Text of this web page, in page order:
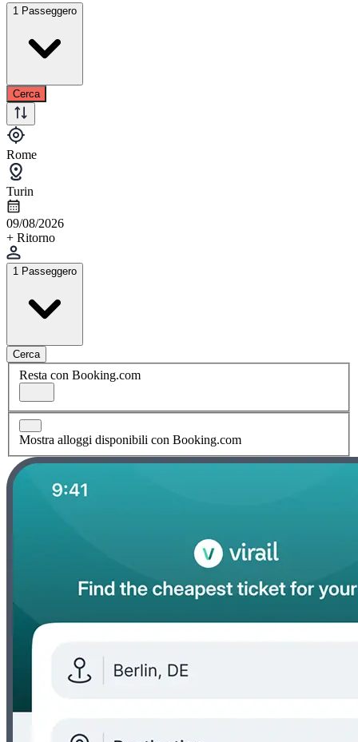
1 Passeggero
Cerca
Rome
Turin
09/08/2026
+ Ritorno
1 Passeggero
Cerca
Resta con Booking.com
Mostra alloggi disponibili con Booking.com